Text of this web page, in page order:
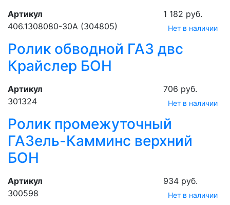
Артикул
406.1308080-30А (304805)
1 182 руб.
Нет в наличии
Ролик обводной ГАЗ двс
Крайслер БОН
Артикул
301324
706 руб.
Нет в наличии
Ролик промежуточный
ГАЗель-Камминс верхний
БОН
Артикул
300598
934 руб.
Нет в наличии